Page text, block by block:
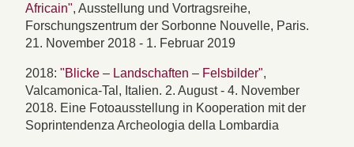
Africain", Ausstellung und Vortragsreihe,
Forschungszentrum der Sorbonne Nouvelle, Paris.
21. November 2018 - 1. Februar 2019
2018: "Blicke – Landschaften – Felsbilder",
Valcamonica-Tal, Italien. 2. August - 4. November
2018. Eine Fotoausstellung in Kooperation mit der
Soprintendenza Archeologia della Lombardia